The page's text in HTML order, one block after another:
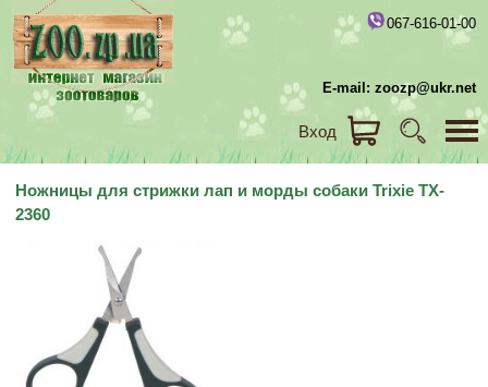
067-616-01-00
E-mail: zoozp@ukr.net
Вход
Ножницы для стрижки лап и морды собаки Trixie TX-
2360